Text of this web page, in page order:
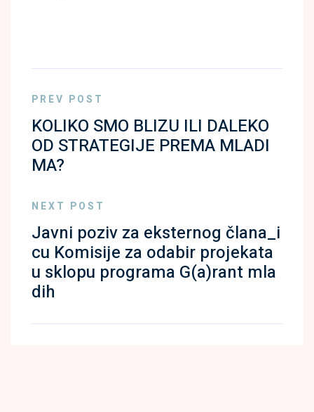
PREV POST
KOLIKO SMO BLIZU ILI DALEKO
OD STRATEGIJE PREMA MLADI
MA?
NEXT POST
Javni poziv za eksternog člana_i
cu Komisije za odabir projekata
u sklopu programa G(a)rant mla
dih